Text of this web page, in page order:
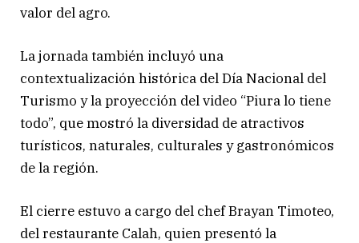
valor del agro.
La jornada también incluyó una
contextualización histórica del Día Nacional del
Turismo y la proyección del video “Piura lo tiene
todo”, que mostró la diversidad de atractivos
turísticos, naturales, culturales y gastronómicos
de la región.
El cierre estuvo a cargo del chef Brayan Timoteo,
del restaurante Calah, quien presentó la